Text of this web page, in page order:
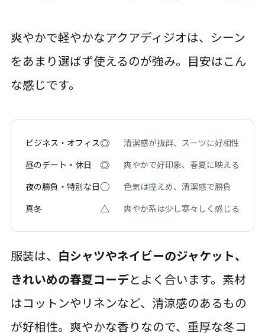
爽やかで軽やかなアクアディジオは、シーン
をあまり選ばず使えるのが強み。目安はこん
な感じです。
ビジネス・オフィス◎
清潔感が抜群、スーツに好相性
昼のデート・休日
◎
爽やかで好印象、春夏に映える
夜の勝負・特別な日○
色気は控えめ、清潔感で勝負
真冬
△ 爽やか系は少し寒々しく感じる
服装は、 白シャツやネイビーのジャケット、
きれいめの春夏コーデとよく合います。素材
はコットンやリネンなど、清涼感のあるもの
が好相性。爽やかな香りなので、重厚な冬コ